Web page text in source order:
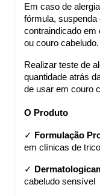
Em caso de
fórmula, suspenda
contraindicado em
ou couro cabeludo.
Realizar teste de
quantidade atrás
de usar em couro
O Produto
✓ Formulação
em clínicas de
✓
cabeludo sensível